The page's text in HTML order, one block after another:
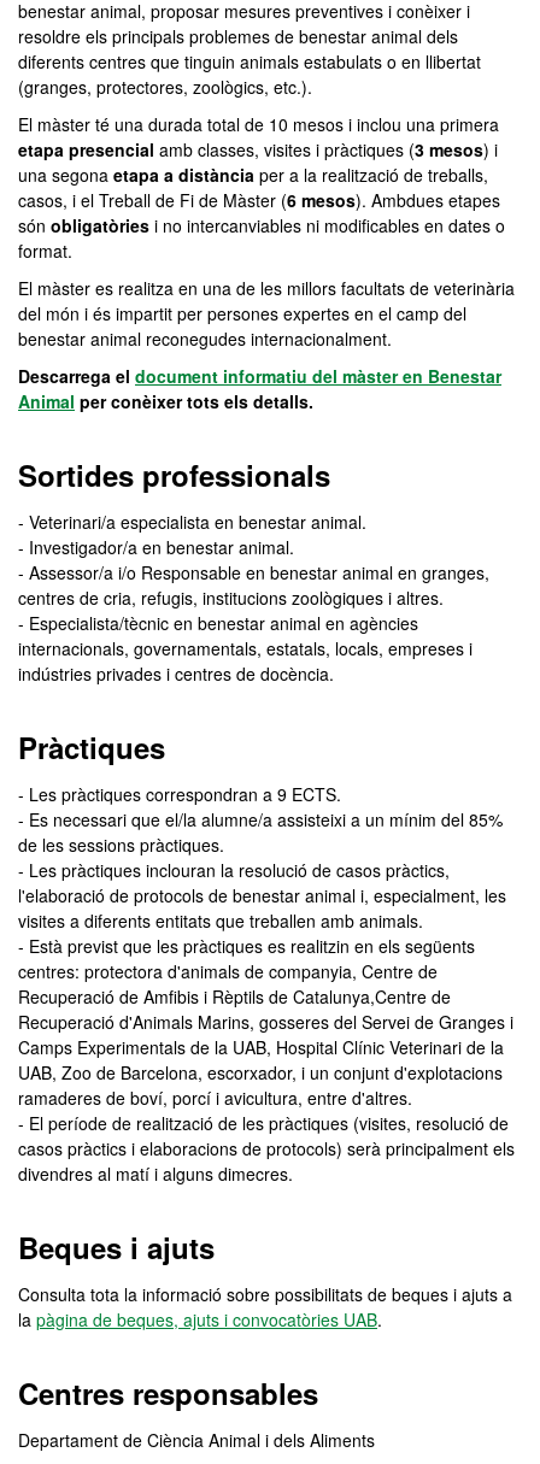
benestar animal, proposar mesures preventives i conèixer i
resoldre els principals problemes de benestar animal dels
diferents centres que tinguin animals estabulats o en llibertat
(granges, protectores, zoològics, etc.).
El màster té una durada total de 10 mesos i inclou una primera
etapa presencial amb classes, visites i pràctiques (3 mesos) i
una segona etapa a distància per a la realització de treballs,
casos, i el Treball de Fi de Màster (6 mesos). Ambdues etapes
són obligatòries i no intercanviables ni modificables en dates o
format.
El màster es realitza en una de les millors facultats de veterinària
del món i és impartit per persones expertes en el camp del
benestar animal reconegudes internacionalment.
Descarrega el document informatiu del màster en Benestar
Animal per conèixer tots els detalls.
Sortides professionals
- Veterinari/a especialista en benestar animal.
- Investigador/a en benestar animal.
- Assessor/a i/o Responsable en benestar animal en granges,
centres de cria, refugis, institucions zoològiques i altres.
- Especialista/tècnic en benestar animal en agències
internacionals, governamentals, estatals, locals, empreses i
indústries privades i centres de docència.
Pràctiques
- Les pràctiques correspondran a 9 ECTS.
- Es necessari que el/la alumne/a assisteixi a un mínim del 85%
de les sessions pràctiques.
- Les pràctiques inclouran la resolució de casos pràctics,
l'elaboració de protocols de benestar animal i, especialment, les
visites a diferents entitats que treballen amb animals.
- Està previst que les pràctiques es realitzin en els següents
centres: protectora d'animals de companyia, Centre de
Recuperació de Amfibis i Rèptils de Catalunya,Centre de
Recuperació d'Animals Marins, gosseres del Servei de Granges i
Camps Experimentals de la UAB, Hospital Clínic Veterinari de la
UAB, Zoo de Barcelona, ​​escorxador, i un conjunt d'explotacions
ramaderes de boví, porcí i avicultura, entre d'altres.
- El període de realització de les pràctiques (visites, resolució de
casos pràctics i elaboracions de protocols) serà principalment els
divendres al matí i alguns dimecres.
Beques i ajuts
Consulta tota la informació sobre possibilitats de beques i ajuts a
la pàgina de beques, ajuts i convocatòries UAB.
Centres responsables
Departament de Ciència Animal i dels Aliments